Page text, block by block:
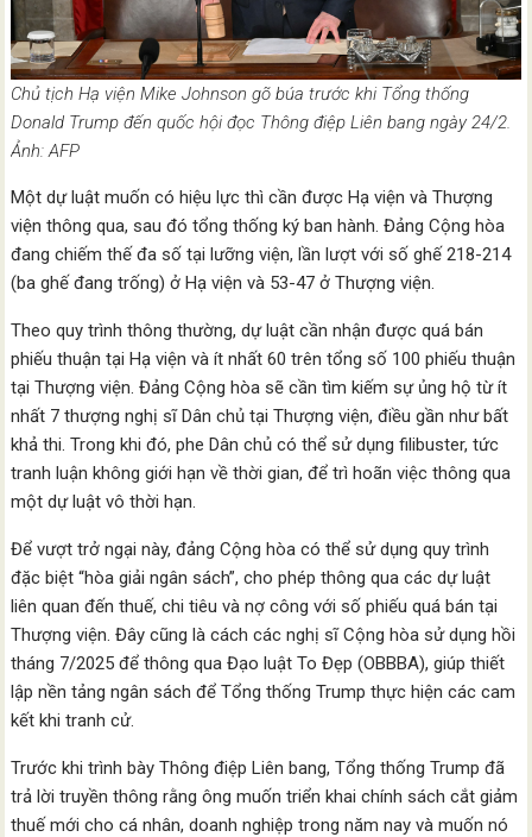
Chủ tịch Hạ viện Mike Johnson gõ búa trước khi Tổng thống
Donald Trump đến quốc hội đọc Thông điệp Liên bang ngày 24/2.
Ảnh: AFP
Một dự luật muốn có hiệu lực thì cần được Hạ viện và Thượng
viện thông qua, sau đó tổng thống ký ban hành. Đảng Cộng hòa
đang chiếm thế đa số tại lưỡng viện, lần lượt với số ghế 218-214
(ba ghế đang trống) ở Hạ viện và 53-47 ở Thượng viện.
Theo quy trình thông thường, dự luật cần nhận được quá bán
phiếu thuận tại Hạ viện và ít nhất 60 trên tổng số 100 phiếu thuận
tại Thượng viện. Đảng Cộng hòa sẽ cần tìm kiếm sự ủng hộ từ ít
nhất 7 thượng nghị sĩ Dân chủ tại Thượng viện, điều gần như bất
khả thi. Trong khi đó, phe Dân chủ có thể sử dụng filibuster, tức
tranh luận không giới hạn về thời gian, để trì hoãn việc thông qua
một dự luật vô thời hạn.
Để vượt trở ngại này, đảng Cộng hòa có thể sử dụng quy trình
đặc biệt “hòa giải ngân sách”, cho phép thông qua các dự luật
liên quan đến thuế, chi tiêu và nợ công với số phiếu quá bán tại
Thượng viện. Đây cũng là cách các nghị sĩ Cộng hòa sử dụng hồi
tháng 7/2025 để thông qua Đạo luật To Đẹp (OBBBA), giúp thiết
lập nền tảng ngân sách để Tổng thống Trump thực hiện các cam
kết khi tranh cử.
Trước khi trình bày Thông điệp Liên bang, Tổng thống Trump đã
trả lời truyền thông rằng ông muốn triển khai chính sách cắt giảm
thuế mới cho cá nhân, doanh nghiệp trong năm nay và muốn nó